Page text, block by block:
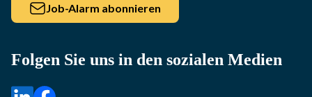
Job-Alarm abonnieren
Folgen Sie uns in den sozialen Medien